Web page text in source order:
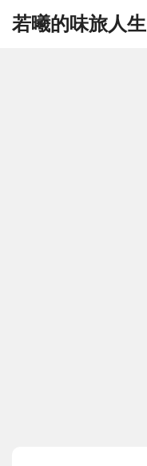
若曦的味旅人生